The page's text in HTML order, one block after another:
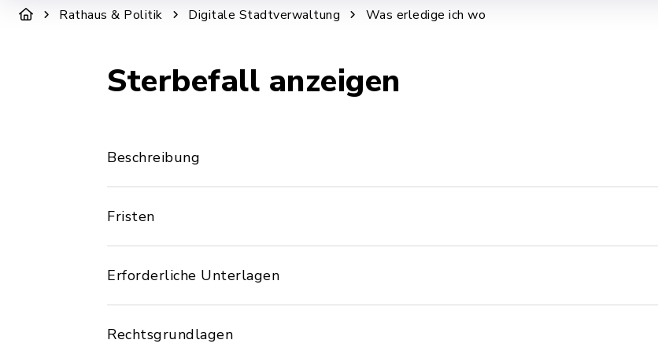
Rathaus & Politik Digitale Stadtverwaltung Was erledige ich wo
Sterbefall anzeigen
Beschreibung
Fristen
Erforderliche Unterlagen
Rechtsgrundlagen